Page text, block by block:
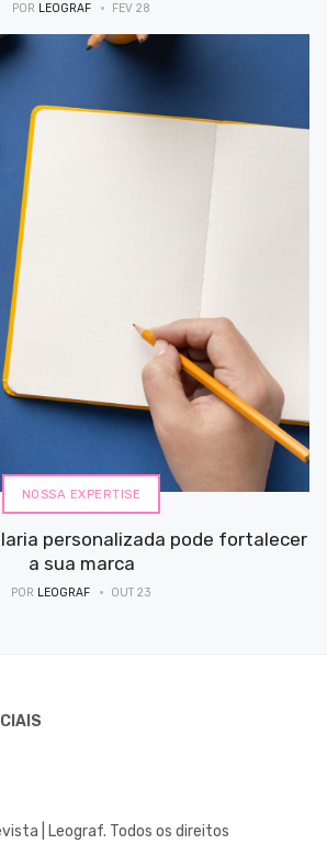
POR LEOGRAF FEV 28
NOSSA EXPERTISE
personalizada pode fortalecer
a sua marca
POR LEOGRAF OUT 23
| Leograf. Todos os direitos